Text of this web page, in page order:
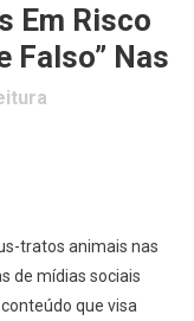
Em Risco
Falso” Nas
tratos animais nas
de mídias sociais
que visa